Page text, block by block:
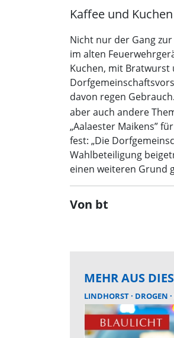
Kaffee und
Nicht nur der Gang
im alten
Kuchen, mit Bratwurst
davon regen
aber auch andere
„Aalaester Maikens”
fest: „Die
Wahlbeteiligung
einen weiteren Grund
Von bt
MEHR AUS
LINDHORST DROGEN